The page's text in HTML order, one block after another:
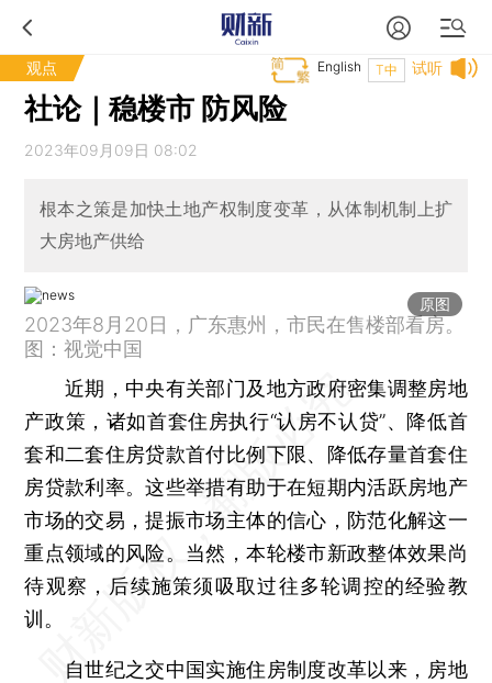
观点 试听
T中
English
社论｜稳楼市 防风险
2023年09月09日 08:02
根本之策是加快土地产权制度变革，从体制机制上扩
大房地产供给
原图
2023年8月20日，广东惠州，市民在售楼部看房。
图：视觉中国
近期，中央有关部门及地方政府密集调整房地
产政策，诸如首套住房执行“认房不认贷”、降低首
套和二套住房贷款首付比例下限、降低存量首套住
房贷款利率。这些举措有助于在短期内活跃房地产
市场的交易，提振市场主体的信心，防范化解这一
重点领域的风险。当然，本轮楼市新政整体效果尚
待观察，后续施策须吸取过往多轮调控的经验教
训。
自世纪之交中国实施住房制度改革以来，房地